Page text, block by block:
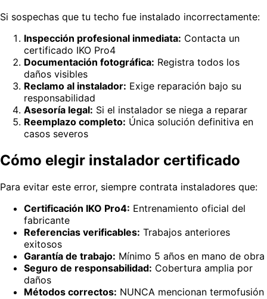
Si sospechas que tu techo fue instalado incorrectamente:
Inspección profesional inmediata: Contacta un
certificado IKO Pro4
Documentación fotográfica: Registra todos los
daños visibles
Reclamo al instalador: Exige reparación bajo su
responsabilidad
Asesoría legal: Si el instalador se niega a reparar
Reemplazo completo: Única solución definitiva en
casos severos
Cómo elegir instalador certificado
Para evitar este error, siempre contrata instaladores que:
Certificación IKO Pro4: Entrenamiento oficial del
fabricante
Referencias verificables: Trabajos anteriores
exitosos
Garantía de trabajo: Mínimo 5 años en mano de obra
Seguro de responsabilidad: Cobertura amplia por
daños
Métodos correctos: NUNCA mencionan termofusión